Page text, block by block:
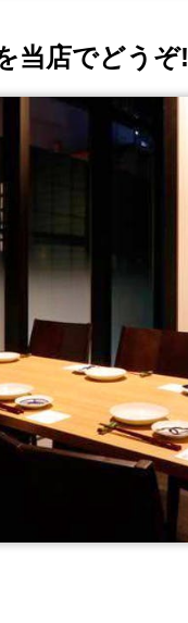
当店でどうぞ!